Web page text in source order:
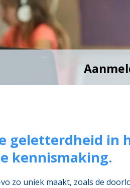
geletterdheid in
kennismaking.
zo uniek maakt, zoals de